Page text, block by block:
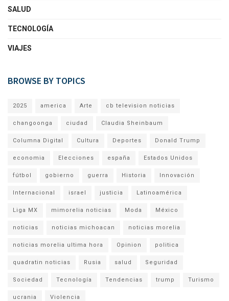
SALUD
TECNOLOGÍA
VIAJES
BROWSE BY TOPICS
2025 america Arte cb television noticias
changoonga ciudad Claudia Sheinbaum
Columna Digital Cultura Deportes Donald Trump
economia Elecciones españa Estados Unidos
fútbol gobierno guerra Historia Innovación
Internacional israel justicia Latinoamérica
Liga MX mimorelia noticias Moda México
noticias noticias michoacan noticias morelia
noticias morelia ultima hora Opinion politica
quadratin noticias Rusia salud Seguridad
Sociedad Tecnología Tendencias trump Turismo
ucrania Violencia